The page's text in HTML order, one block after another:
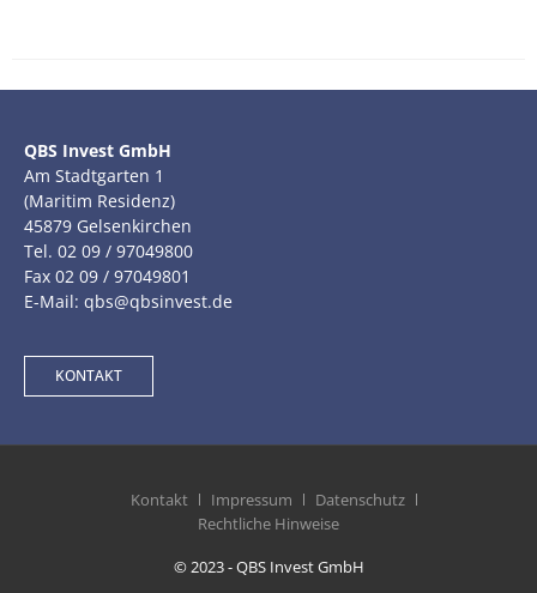
QBS Invest GmbH
Am Stadtgarten 1
(Maritim Residenz)
45879 Gelsenkirchen
Tel. 02 09 / 97049800
Fax 02 09 / 97049801
E-Mail: qbs@qbsinvest.de
KONTAKT
Kontakt Impressum
Datenschutz
Rechtliche Hinweise
© 2023 - QBS Invest GmbH